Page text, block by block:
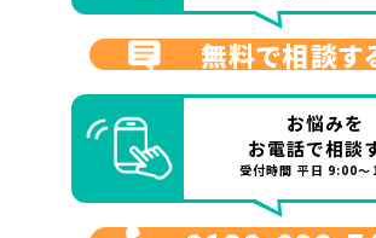
無料で相談す
お悩みを
お電話で相談
受付時間 平日 9:00